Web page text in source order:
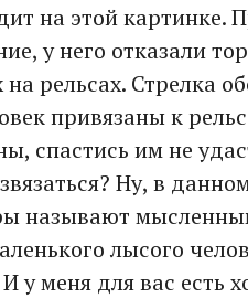
на этой картинке.
у него отказали
рельсах. Стрелка
привязаны к
спастись им не
Ну, в
называют
лысого
у меня для вас есть